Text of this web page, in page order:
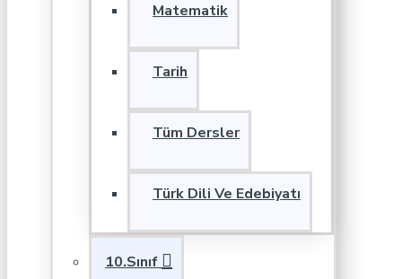
Matematik
Tarih
Tüm Dersler
Türk Dili Ve Edebiyatı
10.Sınıf